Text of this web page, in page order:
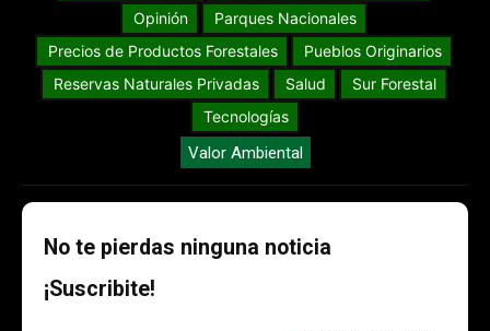
Opinión
Parques Nacionales
Precios de Productos Forestales
Pueblos Originarios
Reservas Naturales Privadas
Salud
Sur Forestal
Tecnologías
Valor Ambiental
No te pierdas ninguna noticia
¡Suscribite!